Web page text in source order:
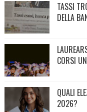
TASSI
DELLA
CORSI
QUALI
2026?